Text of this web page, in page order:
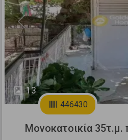
13
Previous
446430
Μονοκατοικία